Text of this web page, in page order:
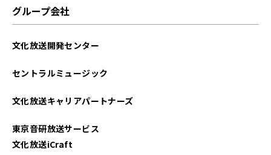
グループ会社
文化放送開発センター
セントラルミュージック
文化放送キャリアパートナーズ
東京音研放送サービス
文化放送iCraft